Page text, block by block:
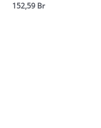
152,59 Br